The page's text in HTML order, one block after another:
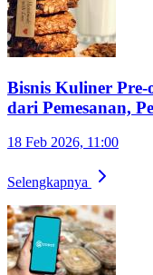
Bisnis Kuliner Pre-
dari Pemesanan,
18 Feb 2026, 11:00
Selengkapnya